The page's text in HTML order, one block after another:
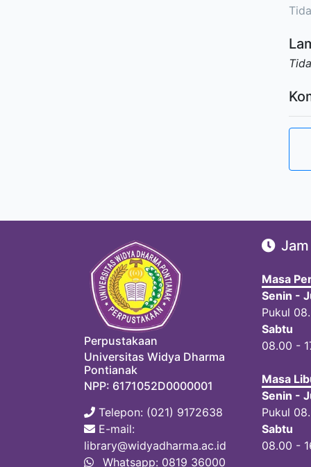
Perpustakaan
Universitas Widya Dharma
Pontianak
NPP: 6171052D0000001
Telepon: (021) 9172638
E-mail:
library@widyadharma.ac.id
Whatsapp: 0819 36000
Masa
Senin -
Pukul
Sabtu
08.00 -
Masa
Senin -
Pukul
Sabtu
08.00 -